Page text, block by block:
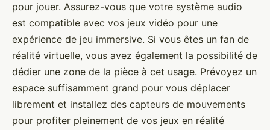
pour jouer. Assurez-vous que votre système audio
est compatible avec vos jeux vidéo pour une
expérience de jeu immersive. Si vous êtes un fan de
réalité virtuelle, vous avez également la possibilité de
dédier une zone de la pièce à cet usage. Prévoyez un
espace suffisamment grand pour vous déplacer
librement et installez des capteurs de mouvements
pour profiter pleinement de vos jeux en réalité